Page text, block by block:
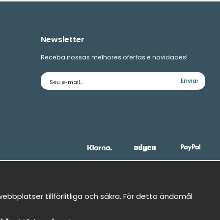
Newsletter
Receba nossas melhores ofertas e novidades!
Endereço
de
Enviar
tillförlitliga och säkra. För detta ändamål